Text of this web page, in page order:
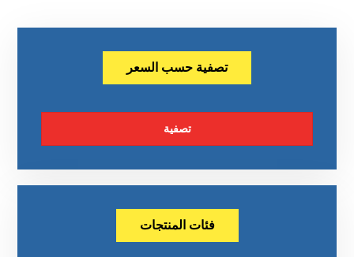
تصفية حسب السعر
تصفية
فئات المنتجات